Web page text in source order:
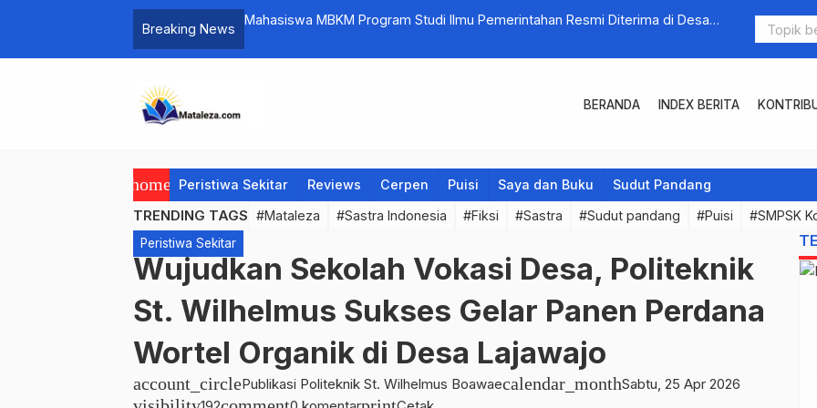
Breaking News
Mahasiswa MBKM Program Studi Ilmu Pemerintahan Resmi Diterima di Desa
DOA, AIR,
BERANDA INDEX BERITA
home Peristiwa Sekitar Reviews Cerpen Puisi Saya dan Buku Sudut Pandang
TRENDING TAGS #Mataleza #Sastra Indonesia #Fiksi #Sastra #Sudut pandang #Puisi #SMPSK
Peristiwa Sekitar
Wujudkan Sekolah Vokasi Desa, Politeknik
St. Wilhelmus Sukses Gelar Panen Perdana
Wortel Organik di Desa Lajawajo
account_circlePublikasi Politeknik St. Wilhelmus Boawaecalendar_monthSabtu, 25 Apr 2026